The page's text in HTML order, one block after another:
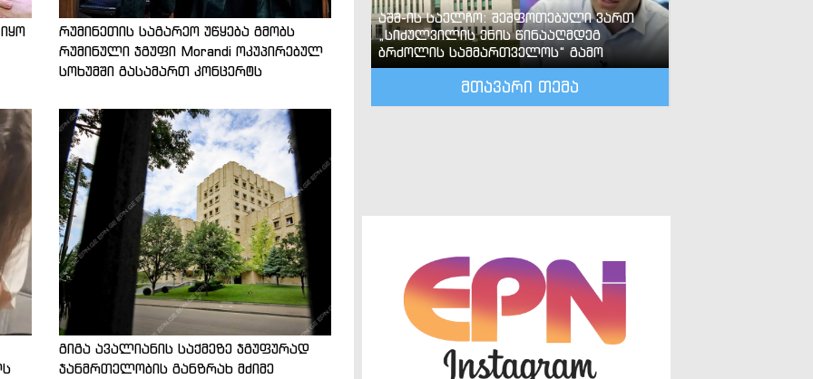
რუმინეთის საგარეო უწყება გმობს
რუმინული ჯგუფი Morandi ოკუპირებულ
სოხუმში გასამართ კონცერტს
გიგა ავალიანის საქმეზე ჯგუფურად
ჯანმრთელობის განზრახ მძიმე
აშშ-ის საელჩო: შეშფოთებული ვართ
„სიძულვილის ენის წინააღმდეგ
ბრძოლის სამმართველოს“ გამო
მთავარი თემა